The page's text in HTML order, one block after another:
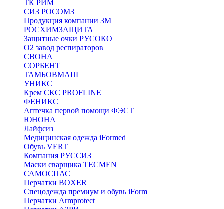
ТК РИМ
СИЗ РОСОМЗ
Продукция компании 3M
РОСХИМЗАЩИТА
Защитные очки РУСОКО
О2 завод респираторов
СВОНА
СОРБЕНТ
ТАМБОВМАШ
УНИКС
Крем СКС PROFLINE
ФЕНИКС
Аптечка первой помощи ФЭСТ
ЮНОНА
Лайфсиз
Медицинская одежда iFormed
Обувь VERT
Компания РУССИЗ
Маски сварщика TECMEN
САМОСПАС
Перчатки BOXER
Спецодежда премиум и обувь iForm
Перчатки Armprotect